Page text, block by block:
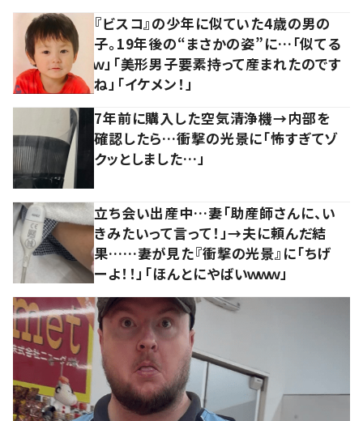
『ビスコ』の少年に似ていた4歳の男の
子。19年後の“まさかの姿”に…「似てる
ｗ」「美形男子要素持って産まれたのです
ね」「イケメン！」
7年前に購入した空気清浄機→内部を
確認したら…衝撃の光景に「怖すぎてゾ
クッとしました…」
立ち会い出産中…妻「助産師さんに、い
きみたいって言って！」→夫に頼んだ結
果……妻が見た『衝撃の光景』に「ちげ
ーよ！！」「ほんとにやばいｗｗｗ」